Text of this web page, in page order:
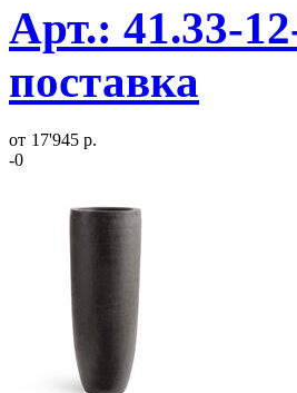
Арт.: 41.33-
поставка
от 17'945 р.
-0